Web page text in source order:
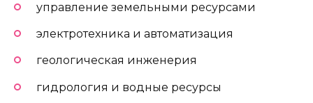
управление земельными ресурсами
электротехника и автоматизация
геологическая инженерия
гидрология и водные ресурсы